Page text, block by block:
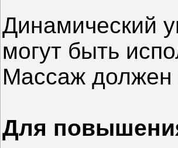
Динамический
могут быть
Массаж должен
Для